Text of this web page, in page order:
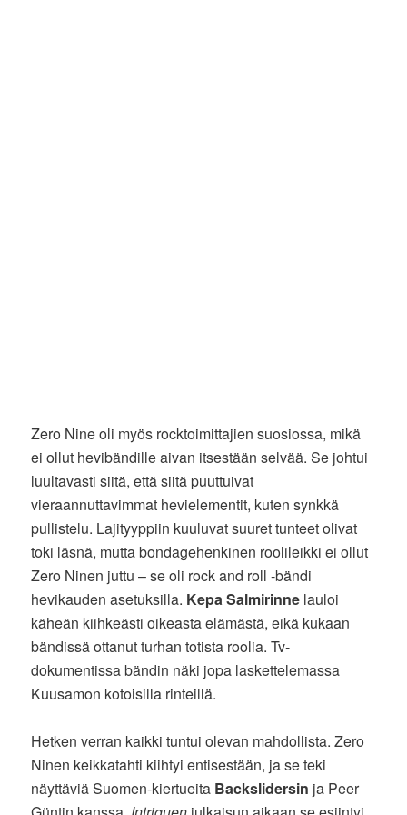
Zero Nine oli myös rocktoimittajien suosiossa, mikä
ei ollut hevibändille aivan itsestään selvää. Se johtui
luultavasti siitä, että siitä puuttuivat
vieraannuttavimmat hevielementit, kuten synkkä
pullistelu. Lajityyppiin kuuluvat suuret tunteet olivat
toki läsnä, mutta bondagehenkinen roolileikki ei ollut
Zero Ninen juttu – se oli rock and roll -bändi
hevikauden asetuksilla. Kepa Salmirinne lauloi
käheän kiihkeästi oikeasta elämästä, eikä kukaan
bändissä ottanut turhan totista roolia. Tv-
dokumentissa bändin näki jopa laskettelemassa
Kuusamon kotoisilla rinteillä.
Hetken verran kaikki tuntui olevan mahdollista. Zero
Ninen keikkatahti kiihtyi entisestään, ja se teki
näyttäviä Suomen-kiertueita Backslidersin ja Peer